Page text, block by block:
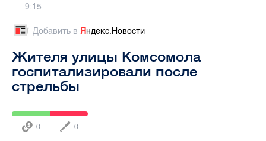
9:15
Добавить в Яндекс.Новости
Жителя улицы Комсомола
госпитализировали после
стрельбы
0 0